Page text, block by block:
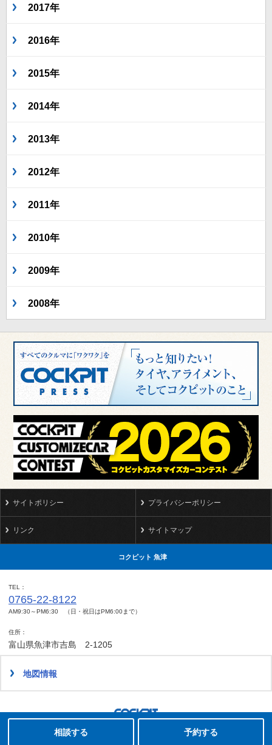
2017年
2016年
2015年
2014年
2013年
2012年
2011年
2010年
2009年
2008年
サイトポリシー プライバシーポリシー
リンク サイトマップ
コクピット 魚津
TEL
0765-22-8122
AM9:30～PM6:30 （日・祝日はPM6:00まで）
住所
富山県魚津市吉島 2-1205
地図情報
Copyright(C)2008-2022 COCKPIT UOZU.All rights reserved.
相談する 予約する